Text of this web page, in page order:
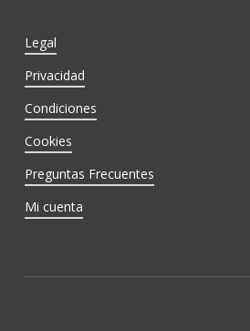
Legal
Privacidad
Condiciones
Cookies
Preguntas Frecuentes
Mi cuenta